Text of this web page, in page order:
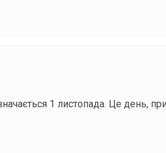
1 листопада. Це день,